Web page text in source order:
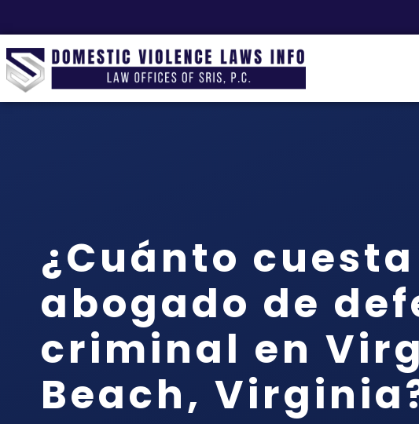
¿Cuánto
abogado de
criminal en
Beach,